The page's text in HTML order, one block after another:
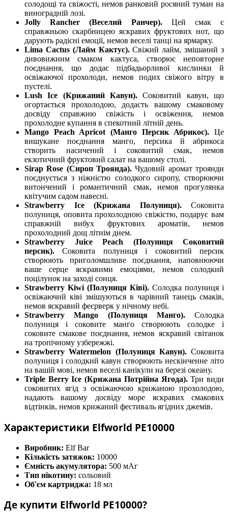
солодощі та свіжості, немов ранковий росяний туман на
виноградній лозі.
Jolly Rancher (Веселий Ранчер). Цей смак є
справжньою скарбницею яскравих фруктових нот, що
дарують радісні емоції, немов веселі танці на ярмарку.
Lima Cactus (Лайм Кактус).Свіжий лайм, змішаний з
дивовижним смаком кактуса, створює неповторне
поєднання, що додає підбадьорливої кислинки й
освіжаючої прохолоди, немов подих свіжого вітру в
пустелі.
Lush Ice (Крижаний Кавун).Соковитий кавун, що
огортається прохолодою, додасть вашому смаковому
досвіду справжню свіжість і освіження, немов
прохолодне купання в спекотний літній день.
Mango Peach Apricot (Манго Персик Абрикос). Це
вишукане поєднання манго, персика й абрикоса
створить насичений і соковитий смак, немов
екзотичний фруктовий салат на вашому столі.
Sirap Rose (Сироп Троянда).Чудовий аромат троянди
поєднується з ніжністю солодкого сиропу, створюючи
витончений і романтичний смак, немов прогулянка
квітучим садом навесні.
Strawberry Ice (Крижана Полуниця). Соковита
полуниця, оповита прохолодною свіжістю, подарує вам
справжній вибух фруктових ароматів, немов
прохолодний дощ літнім днем.
Strawberry Juice Peach (Полуниця Соковитий
персик).Соковита полуниця і соковитий персик
створюють приголомшливе поєднання, наповнюючи
ваше серце яскравими емоціями, немов солодкий
поцілунок на заході сонця.
Strawberry Kiwi (Полуниця Ківі). Солодка полуниця і
освіжаючий ківі змішуються в чарівний танець смаків,
немов яскравий феєрверк у нічному небі.
Strawberry Mango (Полуниця Манго). Солодка
полуниця і соковите манго створюють солодке і
соковите смакове поєднання, немов яскравий світанок
на тропічному узбережжі.
Strawberry Watermelon (Полуниця Кавун). Соковита
полуниця і солодкий кавун створюють нескінченне літо
на вашій мові, немов веселі канікули на березі океану.
Triple Berry Ice (Крижана Потрійна Ягода).Три види
соковитих ягід з освіжаючою крижаною прохолодою,
надають вашому досвіду море яскравих смакових
відтінків, немов крижаний фестиваль ягідних джемів.
Характеристики Elfworld PE10000
Виробник: Elf Bar
Кількість затяжок: 10000
Ємність акумулятора: 500 мАг
Тип нікотину: сольовий
Об'єм картриджа: 18 мл
Де купити Elfworld PE10000?